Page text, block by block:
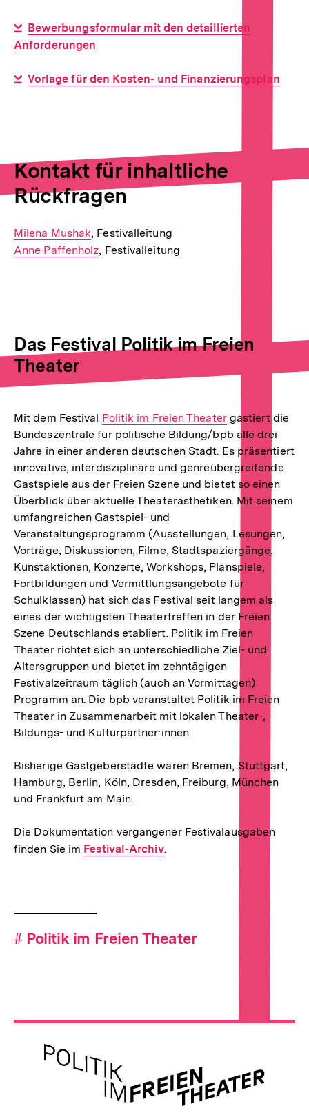
Interner
Link:
Bewerbungsformular mit den detaillierten
Anforderungen
Interner
Vorlage für den Kosten- und Finanzierungsplan
Kontakt für inhaltliche
Rückfragen
E-
Mail
Milena Mushak, Festivalleitung
E-
Anne Paffenholz, Festivalleitung
Das Festival Politik im Freien
Theater
Mit dem Festival Interner
Link:
Politik im Freien Theatergastiert die
Bundeszentrale für politische Bildung/bpb alle drei
Jahre in einer anderen deutschen Stadt. Es präsentiert
innovative, interdisziplinäre und genreübergreifende
Gastspiele aus der Freien Szene und bietet so einen
Überblick über aktuelle Theaterästhetiken. Mit seinem
umfangreichen Gastspiel- und
Veranstaltungsprogramm (Ausstellungen, Lesungen,
Vorträge, Diskussionen, Filme, Stadtspaziergänge,
Kunstaktionen, Konzerte, Workshops, Planspiele,
Fortbildungen und Vermittlungsangebote für
Schulklassen) hat sich das Festival seit langem als
eines der wichtigsten Theatertreffen in der Freien
Szene Deutschlands etabliert. Politik im Freien
Theater richtet sich an unterschiedliche Ziel- und
Altersgruppen und bietet im zehntägigen
Festivalzeitraum täglich (auch an Vormittagen)
Programm an. Die bpb veranstaltet Politik im Freien
Theater in Zusammenarbeit mit lokalen Theater-,
Bildungs- und Kulturpartner:innen.
Bisherige Gastgeberstädte waren Bremen, Stuttgart,
Hamburg, Berlin, Köln, Dresden, Freiburg, München
und Frankfurt am Main.
Die Dokumentation vergangener Festivalausgaben
finden Sie im Interner
Festival-Archiv.
Hashtag-
Navigation
# Hashtag
Politik im Freien Theater
Meta-